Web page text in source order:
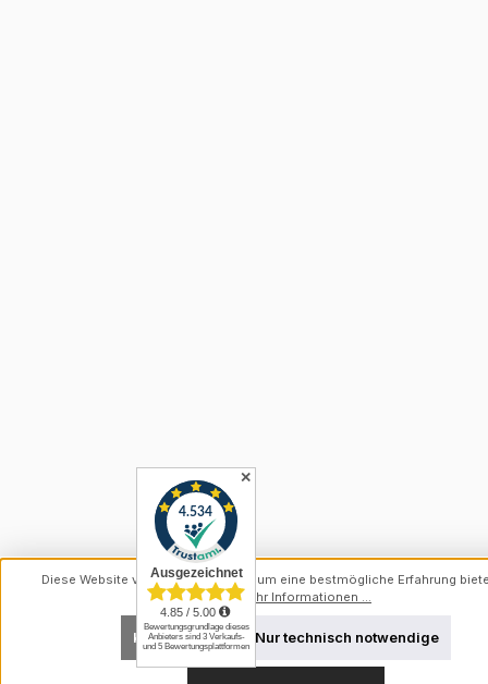
✕
Diese Website verwendet Cookies, um eine bestmögliche Erfahrung
können.Mehr Informationen ...
Nur technisch notwendige
Konfigurieren